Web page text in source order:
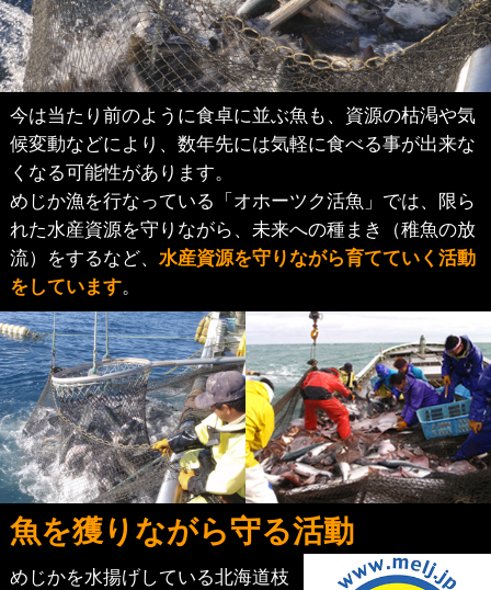
今は当たり前のように食卓に並ぶ魚も、資源の枯渇や気
候変動などにより、数年先には気軽に食べる事が出来な
くなる可能性があります。
めじか漁を行なっている「オホーツク活魚」では、限ら
れた水産資源を守りながら、未来への種まき（稚魚の放
流）をするなど、 水産資源を守りながら育てていく活動
をしています。
魚を獲りながら守る活動
めじかを水揚げしている北海道枝